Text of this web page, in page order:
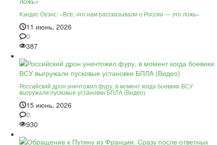
Кэндис Оуэнс: «Всё, что нам рассказывали о России — это ложь»
11 июнь, 2026
0
387
Российский дрон уничтожил фуру, в момент когда боевики ВСУ
выгружали пусковые установки БПЛА (Видео)
15 июнь, 2026
0
930